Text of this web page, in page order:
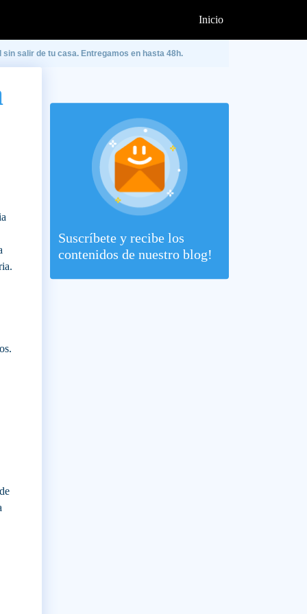
Inicio
salir de tu casa. Entregamos en hasta 48h.
Suscríbete y recibe los
contenidos de nuestro blog!